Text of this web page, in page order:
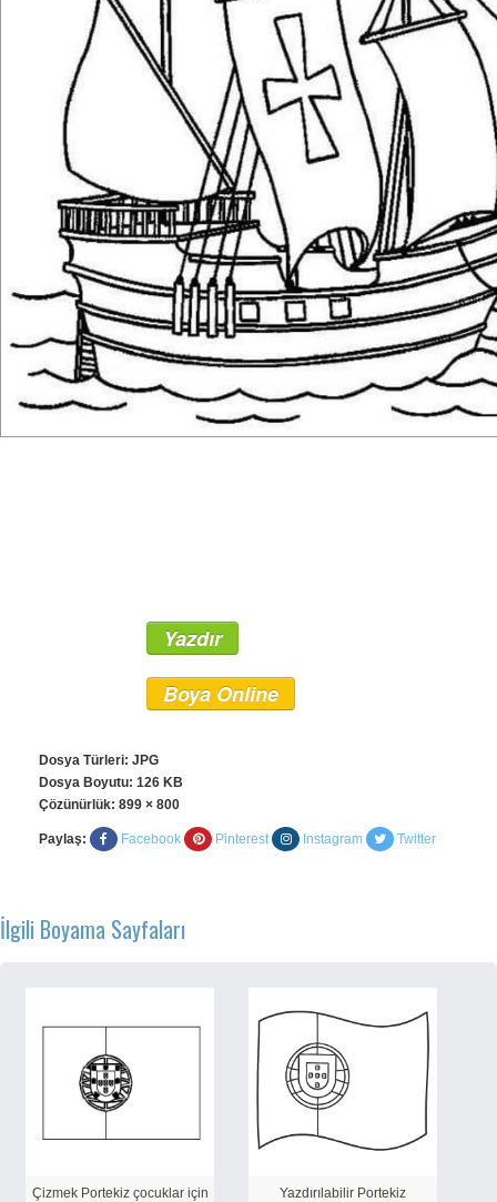
Yazdır
Boya Online
Dosya Türleri: JPG
Dosya Boyutu: 126 KB
Çözünürlük: 899 × 800
Paylaş: Facebook Pinterest Instagram Twitter
İlgili Boyama Sayfaları
Çizmek Portekiz çocuklar için Yazdırılabilir Portekiz